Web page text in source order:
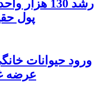
پول
ورود حیوانات
عرضه